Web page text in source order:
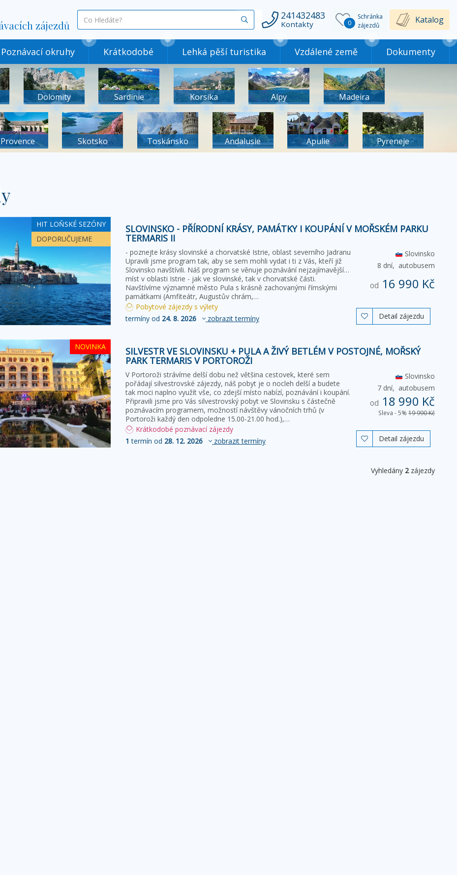
zájezdů
co
hledáte
Vyhledat 241432483
Kontakty
Schránka
zájezdů
0 Katalog
Poznávací okruhy Krátkodobé Lehká pěší turistika Vzdálené země Dokumenty
Dolomity Sardinie Korsika Alpy Madeira
Provence Skotsko Toskánsko Andalusie Apulie Pyreneje
HIT LOŇSKÉ SEZÓNY
DOPORUČUJEME
SLOVINSKO - PŘÍRODNÍ KRÁSY, PAMÁTKY I KOUPÁNÍ V MOŘSKÉM PARKU
TERMARIS II
- poznejte krásy slovinské a chorvatské Istrie, oblast severního Jadranu
Upravili jsme program tak, aby se sem mohli vydat i ti z Vás, kteří již
Slovinsko navštívili. Náš program se věnuje poznávání nejzajímavějších
míst v oblasti Istrie - jak ve slovinské, tak v chorvatské části.
Navštívíme významné město Pula s krásně zachovanými římskými
památkami (Amfiteátr, Augustův chrám,…
Slovinsko
8 dní, autobusem
od 16 990 Kč
Pobytové zájezdy s výlety
termíny od 24. 8. 2026 zobrazit termíny  Detail zájezdu
NOVINKA SILVESTR VE SLOVINSKU + PULA A ŽIVÝ BETLÉM V POSTOJNÉ, MOŘSKÝ
PARK TERMARIS V PORTOROŽI
V Portoroži strávíme delší dobu než většina cestovek, které sem
pořádají silvestrovské zájezdy, náš pobyt je o nocleh delší a budete
tak moci naplno využít vše, co zdejší místo nabízí, poznávání i koupání.
Připravili jsme pro Vás silvestrovský pobyt ve Slovinsku s částečně
poznávacím programem, možností návštěvy vánočních trhů (v
Portoroži každý den odpoledne 15.00-21.00 hod.),…
Slovinsko
7 dní, autobusem
od 18 990 Kč
Sleva - 5% 19 990 Kč
Krátkodobé poznávací zájezdy
1 termín od 28. 12. 2026 zobrazit termíny  Detail zájezdu
Vyhledány 2zájezdy